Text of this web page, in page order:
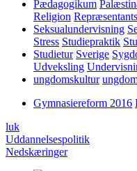
Pædagogikum
Religion
Seksualundervisning
Stress Studiepraktik
Studietur Sverige
Udveksling
ungdomskultur
Gymnasiereform 2016
luk
Uddannelsespolitik
Nedskæringer